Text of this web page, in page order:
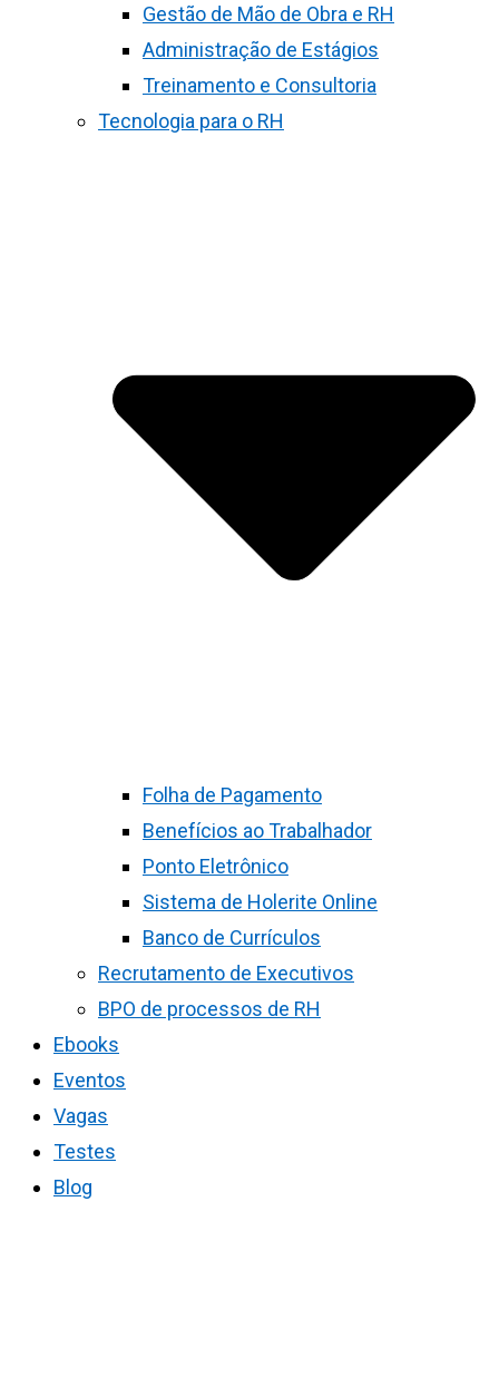
Gestão de Mão de Obra e RH
Administração de Estágios
Treinamento e Consultoria
Tecnologia para o RH
Folha de Pagamento
Benefícios ao Trabalhador
Ponto Eletrônico
Sistema de Holerite Online
Banco de Currículos
Recrutamento de Executivos
BPO de processos de RH
Ebooks
Eventos
Vagas
Testes
Blog